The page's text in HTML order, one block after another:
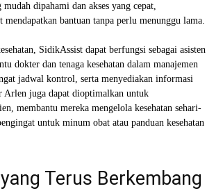
dipahami dan akses yang cepat,
mendapatkan bantuan tanpa perlu menunggu lama.
SidikAssist dapat berfungsi sebagai asisten
dokter dan tenaga kesehatan dalam manajemen
jadwal kontrol, serta menyediakan informasi
Arlen juga dapat dioptimalkan untuk
membantu mereka mengelola kesehatan sehari-
untuk minum obat atau panduan kesehatan
Terus Berkembang